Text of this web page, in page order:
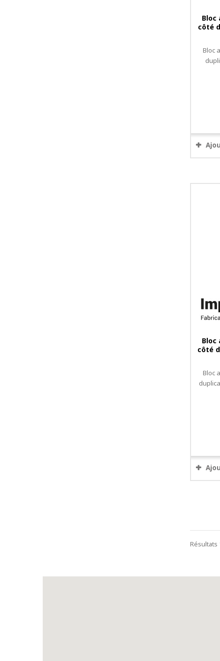
Bloc
côté
Bloc
Bloc
côté
Bloc
Résultats